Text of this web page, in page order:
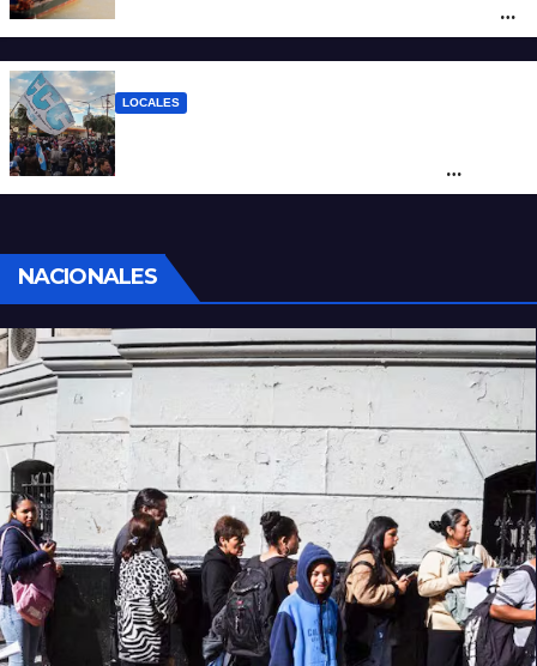
posicionar los puertos del sur de Santa Fe
como salida para las exportaciones
LOCALES
sociales y sindicales
NACIONALES